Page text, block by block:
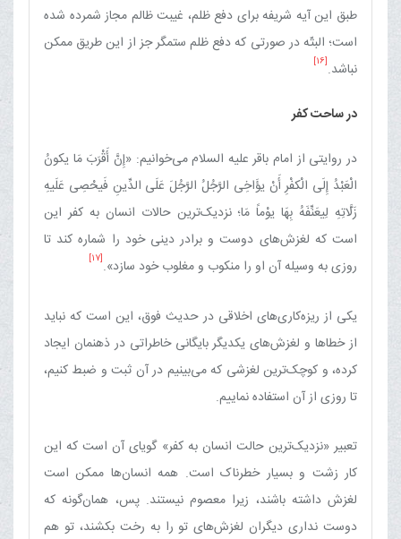
طبق این آیه شریفه برای دفع ظلم، غیبت ظالم مجاز شمرده شده
است؛ البتّه در صورتی که دفع ظلم ستمگر جز از این طریق ممکن
نباشد.[16]
در ساحت کفر
در روایتی از امام باقر علیه السلام می‌خوانیم: «إِنَّ أَقْرَبَ مَا یکونُ
الْعَبْدُ إِلَی الْکفْرِ أَنْ یؤَاخِی الرَّجُلُ الرَّجُلَ عَلَی الدِّینِ فَیحْصِی عَلَیهِ
زَلَّاتِهِ لِیعَنِّفَهُ بِهَا یوْماً مَا؛ نزدیک‌ترین حالات انسان به کفر این
است که لغزش‌های دوست و برادر دینی خود را شماره کند تا
روزی به وسیله آن او را منکوب و مغلوب خود سازد».[17]
یکی از ریزه‌کاری‌های اخلاقی در حدیث فوق، این است که نباید
از خطاها و لغزش‌های یکدیگر بایگانی خاطراتی در ذهنمان ایجاد
کرده، و کوچک‌ترین لغزشی که می‌بینیم در آن ثبت و ضبط کنیم،
تا روزی از آن استفاده نماییم.
تعبیر «نزدیک‌ترین حالت انسان به کفر» گویای آن است که این
کار زشت و بسیار خطرناک است. همه انسان‌ها ممکن است
لغزش داشته باشند، زیرا معصوم نیستند. پس، همان‌گونه که
دوست نداری دیگران لغزش‌های تو را به رخت بکشند، تو هم